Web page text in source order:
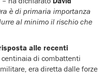
è di primaria importanza
al minimo il rischio che
alle recenti
di combattenti
era diretta dalle forze